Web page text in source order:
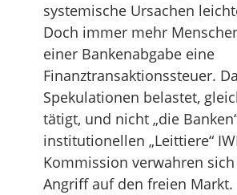
systemische Ursachen
Doch immer mehr
einer Bankenabgabe eine
Finanztransaktionssteuer.
Spekulationen belastet,
tätigt, und nicht „die
institutionellen „Leittiere“
Kommission verwahren
Angriff auf den freien